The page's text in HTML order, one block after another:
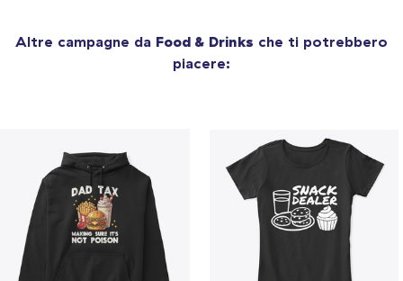
Altre campagne da Food & Drinks che ti potrebbero
piacere: